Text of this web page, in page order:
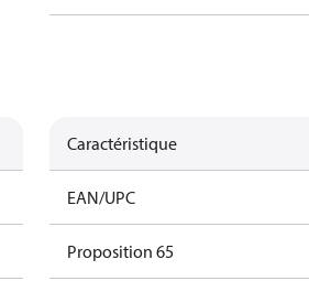
Caractéristique
EAN/UPC
Proposition 65